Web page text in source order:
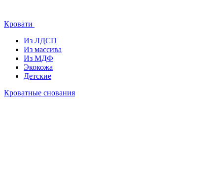
Кровати
Из ЛДСП
Из массива
Из МДФ
Экокожа
Детские
Кроватные снования